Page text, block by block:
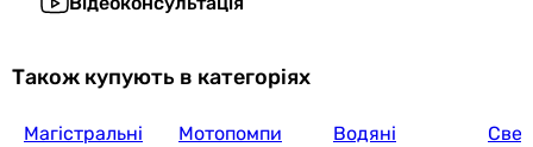
Також купують в категоріях
Магістральні
Мотопомпи
Водяні